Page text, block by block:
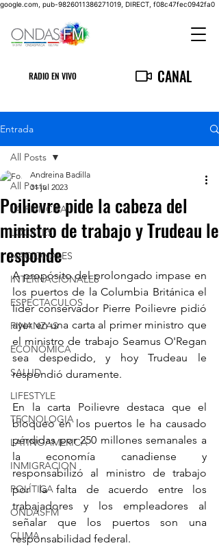
google.com, pub-9826011386271019, DIRECT, f08c47fec0942fa0
RADIO EN VIVO CANAL
Entrada
All Posts
LA PRINCIPAL
LOCALES
NACIONALES
INTERNACIONALES
ESPECTACULOS
FINANZAS
ECONÓMICA
SALUD
LIFESTYLE
TECNOLOGIA
LATINOAMERICA
INMIGRACION
POLÍTICA
ONDASFM
CLIMA
All Posts
Poilievre pide la cabeza del
ministro de trabajo y Trudeau le
responde
Andreina Badilla
31 jul 2023
A propósito del prolongado impase en
los puertos de la Columbia Británica el
líder conservador Pierre Poilievre pidió
ayer en una carta al primer ministro que
el ministro de trabajo Seamus O'Regan
sea despedido, y hoy Trudeau le
respondió duramente.
En la carta Poilievre destaca que el
bloqueo en los puertos le ha causado
pérdidas por 250 millones semanales a
la economía canadiense y
responsabilizó al ministro de trabajo
por la falta de acuerdo entre los
trabajadores y los empleadores al
señalar que los puertos son una
responsabilidad federal.